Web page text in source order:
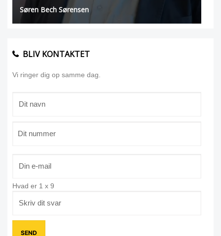
Søren Bech Sørensen
BLIV KONTAKTET
Vi ringer dig op samme dag.
Hvad er 1 x 9